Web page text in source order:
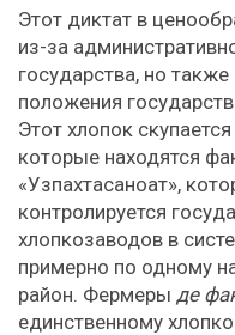
Этот диктат в
из-за
государства, но
положения
Этот хлопок
которые находятся
«Узпахтасаноат»,
контролируется
хлопкозаводов в
примерно по одному
район. Фермеры де
единственному